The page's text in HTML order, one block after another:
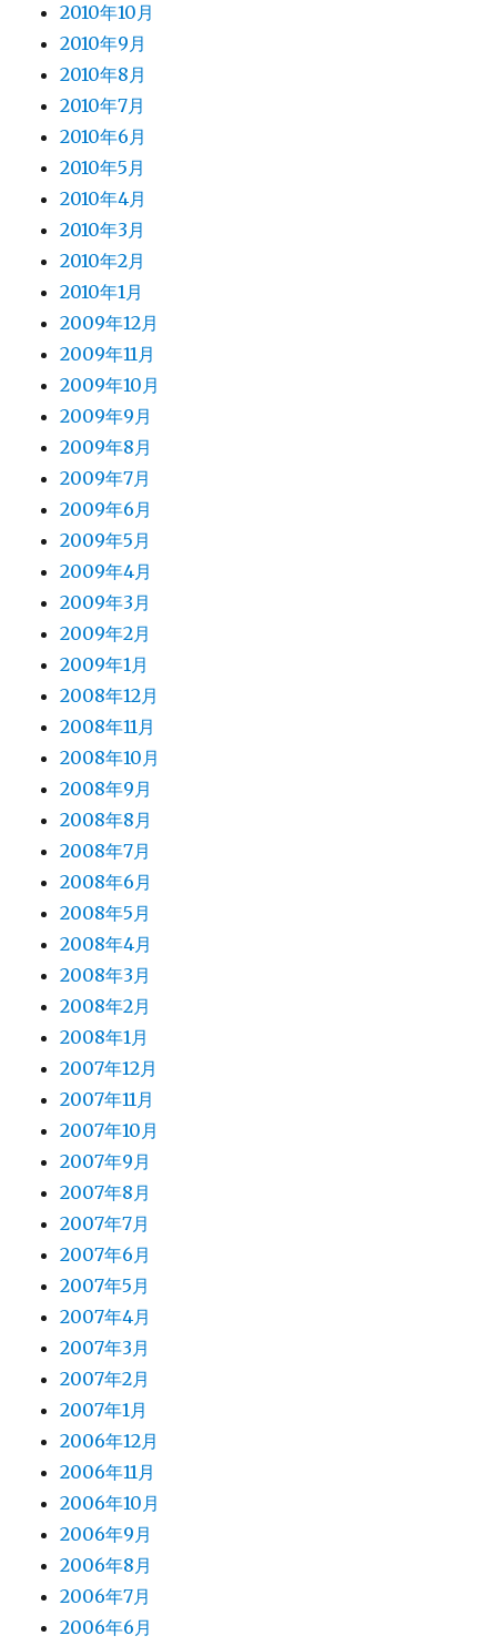
2010年10月
2010年9月
2010年8月
2010年7月
2010年6月
2010年5月
2010年4月
2010年3月
2010年2月
2010年1月
2009年12月
2009年11月
2009年10月
2009年9月
2009年8月
2009年7月
2009年6月
2009年5月
2009年4月
2009年3月
2009年2月
2009年1月
2008年12月
2008年11月
2008年10月
2008年9月
2008年8月
2008年7月
2008年6月
2008年5月
2008年4月
2008年3月
2008年2月
2008年1月
2007年12月
2007年11月
2007年10月
2007年9月
2007年8月
2007年7月
2007年6月
2007年5月
2007年4月
2007年3月
2007年2月
2007年1月
2006年12月
2006年11月
2006年10月
2006年9月
2006年8月
2006年7月
2006年6月